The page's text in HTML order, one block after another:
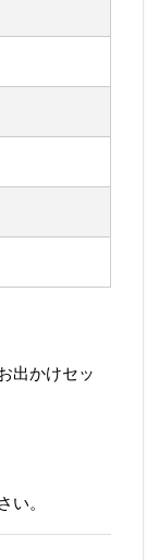
出かけセッ
い。